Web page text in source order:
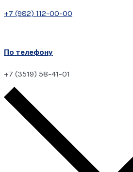
+7 (982) 112-00-00
По телефону
+7 (3519) 58-41-01